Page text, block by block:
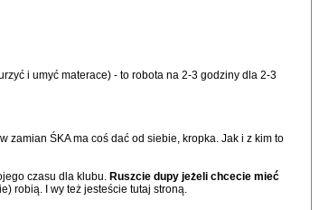
i umyć materace) - to robota na 2-3 godziny dla 2-3
zamian ŚKA ma coś dać od siebie, kropka. Jak i z kim to
czasu dla klubu. Ruszcie dupy jeżeli chcecie mieć
robią. I wy też jesteście tutaj stroną.